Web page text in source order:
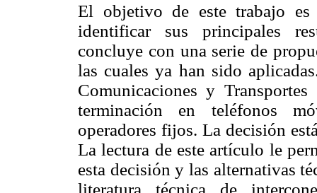
El objetivo de este trabajo
identificar sus principales
concluye con una serie de
las cuales ya han sido
Comunicaciones y
terminación en teléfonos
operadores fijos. La decisión
La lectura de este artículo le
esta decisión y las alternativas
literatura técnica de